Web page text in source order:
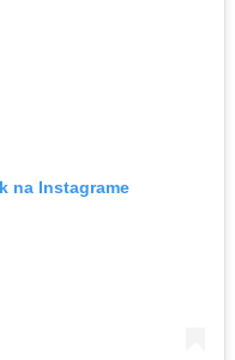
na Instagrame